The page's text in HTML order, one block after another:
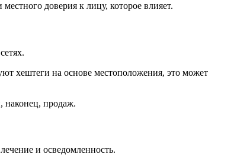
доверия к лицу, которое влияет.
хештеги на основе местоположения, это может
наконец, продаж.
и осведомленность.